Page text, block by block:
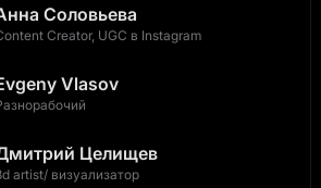
Соловьева
Creator, UGC в Instagram
Vlasov
Целищев
artist/ визуализатор